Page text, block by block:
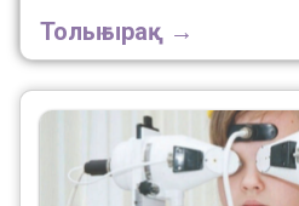
Толығырақ →